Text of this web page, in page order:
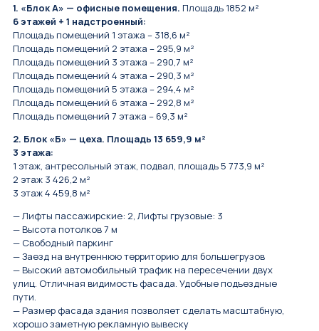
1. «Блок А» — офисные помещения. Площадь 1852 м²
6 этажей + 1 надстроенный:
Площадь помещений 1 этажа – 318,6 м²
Площадь помещений 2 этажа – 295,9 м²
Площадь помещений 3 этажа – 290,7 м²
Площадь помещений 4 этажа – 290,3 м²
Площадь помещений 5 этажа – 294,4 м²
Площадь помещений 6 этажа – 292,8 м²
Площадь помещений 7 этажа – 69,3 м²
2. Блок «Б» — цеха. Площадь 13 659,9 м²
3 этажа:
1 этаж, антресольный этаж, подвал, площадь 5 773,9 м²
2 этаж 3 426,2 м²
3 этаж 4 459,8 м²
— Лифты пассажирские: 2, Лифты грузовые: 3
— Высота потолков 7 м
— Свободный паркинг
— Заезд на внутреннюю территорию для большегрузов
— Высокий автомобильный трафик на пересечении двух
улиц. Отличная видимость фасада. Удобные подъездные
пути.
— Размер фасада здания позволяет сделать масштабную,
хорошо заметную рекламную вывеску